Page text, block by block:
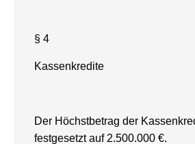
§ 4
Kassenkredite
Der Höchstbetrag der
festgesetzt auf 2.500.000 €.